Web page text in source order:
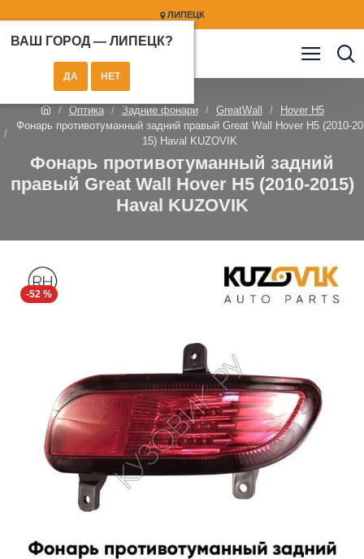
ЛИПЕЦК
ВАШ ГОРОД — ЛИПЕЦК?
Оптика Задние фонари GreatWall
Hover H5
Фонарь противотуманный задний правый Great Wall Hover H5 (2010-20
15) Haval KUZOVIK
Фонарь противотуманный задний
правый Great Wall Hover H5 (2010-2015)
Haval KUZOVIK
-52 %